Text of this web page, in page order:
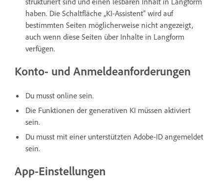
haben. Die Schaltfläche „KI-Assistent“ wird auf
bestimmten Seiten möglicherweise nicht angezeigt,
auch wenn diese Seiten über Inhalte in Langform
verfügen.
Konto- und Anmeldeanforderungen
Du musst online sein.
Die Funktionen der generativen KI müssen aktiviert
sein.
Du musst mit einer unterstützten Adobe-ID angemeldet
sein.
App-Einstellungen